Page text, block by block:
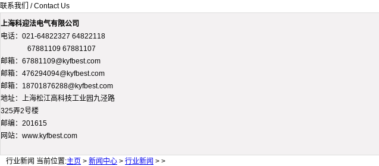
联系我们 / Contact Us
上海科迎法电气有限公司
电话：021-64822327 64822118
67881109 67881107
邮箱：67881109@kyfbest.com
邮箱：476294094@kyfbest.com
邮箱：18701876288@kyfbest.com
地址：上海松江高科技工业园九泾路
325弄2号楼
邮编：201615
网站：www.kyfbest.com
行业新闻 当前位置:主页 > 新闻中心 > 行业新闻 > >